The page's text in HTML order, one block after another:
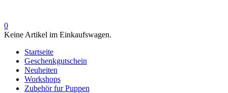
0
Keine Artikel im Einkaufswagen.
Startseite
Geschenkgutschein
Neuheiten
Workshops
Zubehör fur Puppen